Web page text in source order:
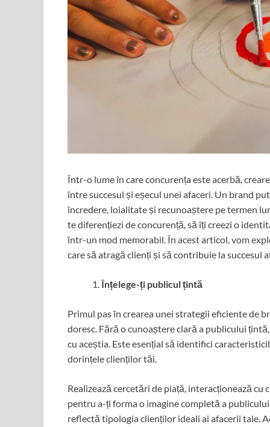
Într-o lume în care concurența este acerbă,
între succesul și eșecul unei afaceri. Un brand
încredere, loialitate și recunoaștere pe termen
te diferențiezi de concurență, să îți creezi o
într-un mod memorabil. În acest articol, vom
care să atragă clienți și să contribuie la succesul
Înțelege-ți publicul țintă
Primul pas în crearea unei strategii eficiente de
doresc. Fără o cunoaștere clară a publicului
cu aceștia. Este esențial să identifici
dorințele clienților tăi.
Realizează cercetări de piață, interacționează
pentru a-ți forma o imagine completă a
reflectă tipologia clienților ideali ai afacerii tale.